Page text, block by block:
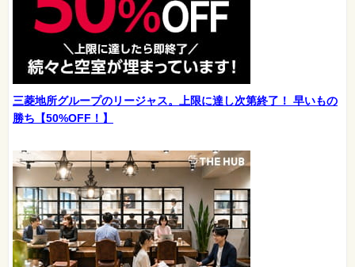
三菱地所グループのリージャス。上限に達し次第終了！ 早いもの
勝ち【50%OFF！】